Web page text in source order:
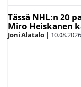
Tässä NHL:n 20
Miro Heiskanen
Joni Alatalo | 10.08.2026